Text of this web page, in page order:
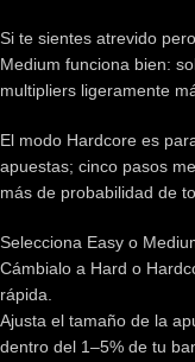
Si te sientes atrevido
Medium funciona bien:
multipliers ligeramente
El modo Hardcore es
apuestas; cinco pasos
más de probabilidad de
Selecciona Easy o
Cámbialo a Hard o
rápida.
Ajusta el tamaño de la
dentro del 1–5% de tu